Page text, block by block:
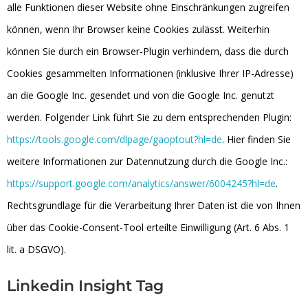
alle Funktionen dieser Website ohne Einschränkungen zugreifen
können, wenn Ihr Browser keine Cookies zulässt. Weiterhin
können Sie durch ein Browser-Plugin verhindern, dass die durch
Cookies gesammelten Informationen (inklusive Ihrer IP-Adresse)
an die Google Inc. gesendet und von die Google Inc. genutzt
werden. Folgender Link führt Sie zu dem entsprechenden Plugin:
https://tools.google.com/dlpage/gaoptout?hl=de. Hier finden Sie
weitere Informationen zur Datennutzung durch die Google Inc.:
https://support.google.com/analytics/answer/6004245?hl=de.
Rechtsgrundlage für die Verarbeitung Ihrer Daten ist die von Ihnen
über das Cookie-Consent-Tool erteilte Einwilligung (Art. 6 Abs. 1
lit. a DSGVO).
Linkedin Insight Tag